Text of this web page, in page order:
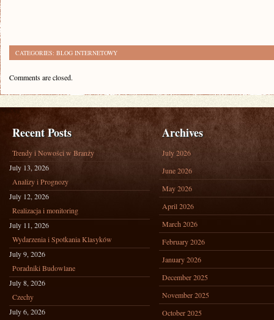
CATEGORIES: BLOG INTERNETOWY
Comments are closed.
Recent Posts
Trendy i Nowości w Branży
July 13, 2026
Analizy i Prognozy
July 12, 2026
Realizacja i monitoring
July 11, 2026
Wydarzenia i Spotkania Klasyków
July 9, 2026
Poradniki Budowlane
July 8, 2026
Czechy
July 6, 2026
Archives
July 2026
June 2026
May 2026
April 2026
March 2026
February 2026
January 2026
December 2025
November 2025
October 2025